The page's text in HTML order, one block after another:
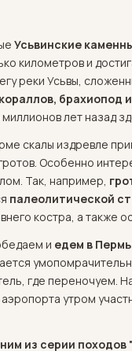
Усьвинские
километров и
реки Усьвы,
брахиопод
лет назад
скалы издревле
Особенно
Так, например,
палеолитической
костра, а также
и едем в
где переночуем.
утром
из серии